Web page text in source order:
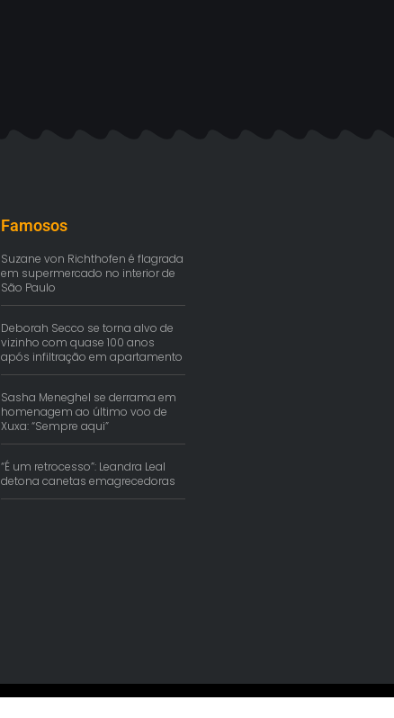
Famosos
Suzane von Richthofen é flagrada
em supermercado no interior de
São Paulo
Deborah Secco se torna alvo de
vizinho com quase 100 anos
após infiltração em apartamento
Sasha Meneghel se derrama em
homenagem ao último voo de
Xuxa: “Sempre aqui”
“É um retrocesso”: Leandra Leal
detona canetas emagrecedoras